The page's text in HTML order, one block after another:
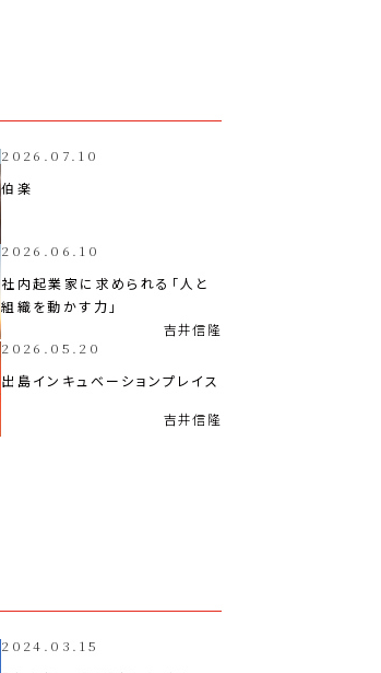
2026.07.10
伯楽
2026.06.10
社内起業家に求められる「人と
組織を動かす力」
吉井信隆
2026.05.20
出島インキュベーションプレイス
吉井信隆
2024.03.15